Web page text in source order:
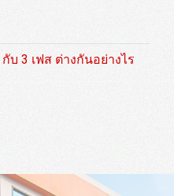
บ 3 เฟส ต่างกันอย่างไร